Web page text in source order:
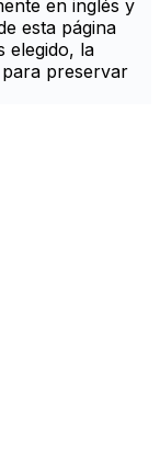
en inglés y
esta página
elegido, la
preservar